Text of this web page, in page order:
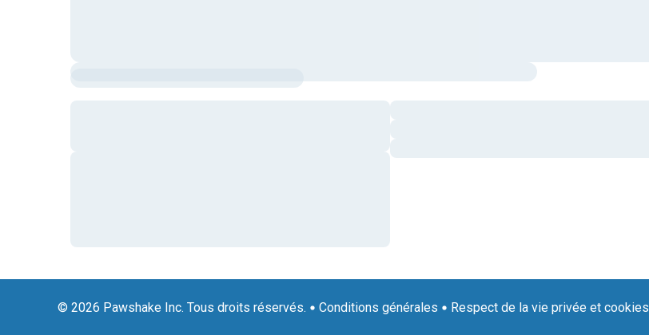
© 2026 Pawshake Inc. Tous droits réservés. Conditions générales Respect de la vie privée et cookies